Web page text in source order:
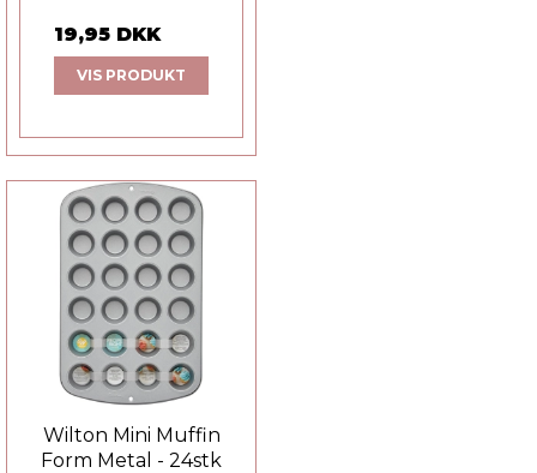
19,95 DKK
VIS PRODUKT
Wilton Mini Muffin
Form Metal - 24stk